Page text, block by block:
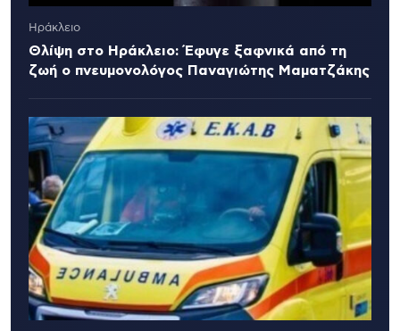
Ηράκλειο
Θλίψη στο Ηράκλειο: Έφυγε ξαφνικά από τη
ζωή ο πνευμονολόγος Παναγιώτης Μαματζάκης